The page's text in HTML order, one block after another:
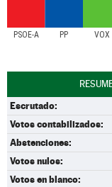
PSOE-A PP VOX
Escrutado:
Votos contabilizados:
Abstenciones:
Votos nulos:
Votos en blanco: